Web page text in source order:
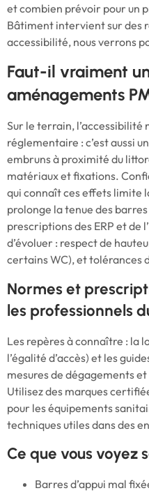
et combien prévoir pour un
Bâtiment intervient sur des
accessibilité, nous verrons
Faut-il vraiment
aménagements
Sur le terrain, l’accessibilité
réglementaire : c’est aussi
embruns à proximité du
matériaux et fixations.
qui connaît ces effets limite
prolonge la tenue des barres
prescriptions des ERP et de
d’évoluer : respect de
certains WC), et tolérances
Normes et
les professionnels
Les repères à connaître : la
l’égalité d’accès) et les
mesures de dégagements
Utilisez des marques
pour les équipements
techniques utiles dans des
Ce que vous voyez
Barres d’appui mal